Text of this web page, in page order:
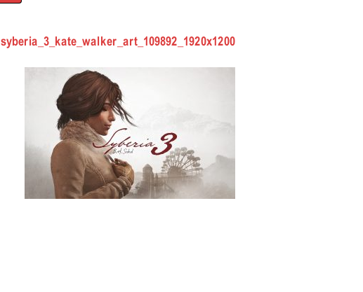
syberia_3_kate_walker_art_109892_1920x1200